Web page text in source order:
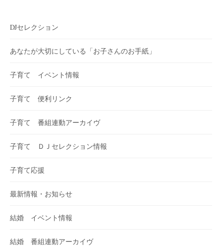
DJセレクション
あなたが大切にしている「お子さんのお手紙」
子育て イベント情報
子育て 便利リンク
子育て 番組連動アーカイヴ
子育て ＤＪセレクション情報
子育て応援
最新情報・お知らせ
結婚 イベント情報
結婚 番組連動アーカイヴ